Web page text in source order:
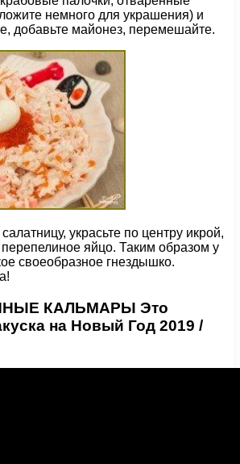
немного для украшения) и
добавьте майонез, перемешайте.
украсьте по центру икрой,
яйцо. Таким образом у
своеобразное гнездышко.
КАЛЬМАРЫ Это
на Новый Год 2019 /